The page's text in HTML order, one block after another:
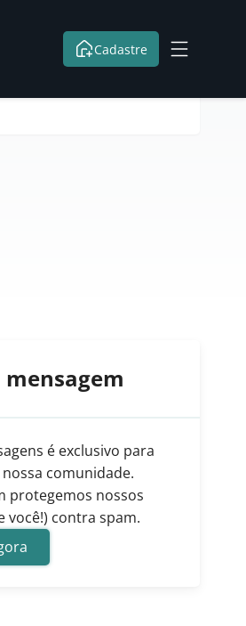
Cadastre
é exclusivo para
comunidade.
protegemos nossos
você!) contra spam.